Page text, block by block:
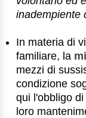
inadempiente
In materia di
familiare, la
mezzi di
condizione
qui l'obbligo
loro